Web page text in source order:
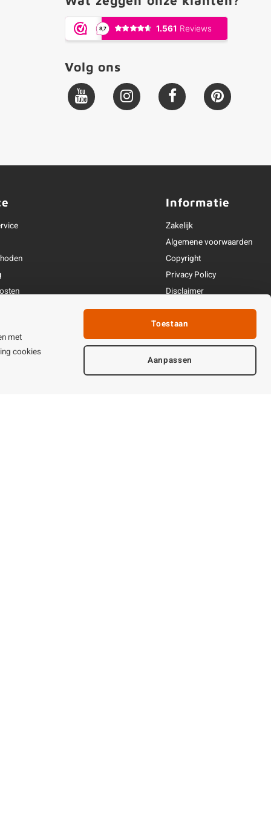
Volg ons
& contact
Informatie
Zakelijk
Algemene voorwaarden
Copyright
Privacy Policy
Disclaimer
Tuinhout
Linkpartners
met
cookies
Toestaan
Aanpassen